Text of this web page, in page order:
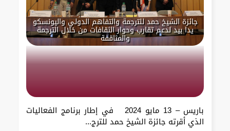
جائزة الشيخ حمد للترجمة والتفاهم الدولي واليونسكو
يدا بيد لدعم تقارب وحوار الثقافات من خلال الترجمة
والمثاقفة
باريس – 13 مايو 2024 في إطار برنامج الفعاليات
الذي أقرته جائزة الشيخ حمد للترج...